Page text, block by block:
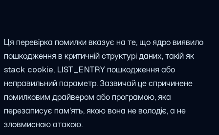
Ця перевірка помилки вказує на те, що ядро виявило
пошкодження в критичній структурі даних, такій як
stack cookie, LIST_ENTRYпошкодження або
неправильний параметр. Зазвичай це спричинене
помилковим драйвером або програмою, яка
перезаписує пам'ять, якою вона не володіє, а не
зловмисною атакою.